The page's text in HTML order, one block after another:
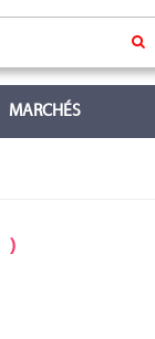
MARCHÉS
)